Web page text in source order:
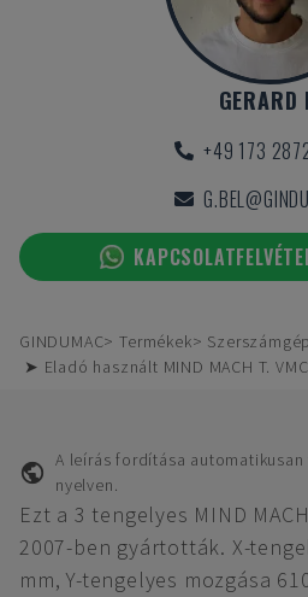
GERARD
+49 173
GINDUMAC Termékek
➤ Eladó használt MIND MACH T.
A leírás fordítása
nyelven.
Ezt a 3 tengelyes MIND
2007-ben gyártották. X-
mm, Y-tengelyes mozgása